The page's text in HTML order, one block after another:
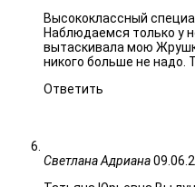
Высококлассный
Наблюдаемся только у
вытаскивала мою
никого больше не надо.
Ответить
Светлана Адриана